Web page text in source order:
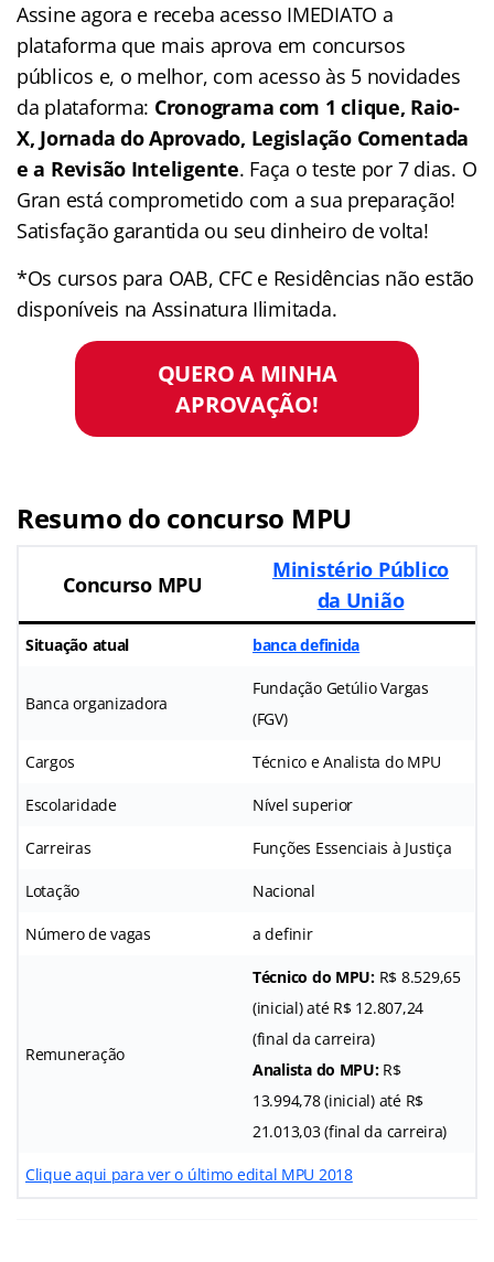
Assine agora e receba acesso IMEDIATO a
plataforma que mais aprova em concursos
públicos e, o melhor, com acesso às 5 novidades
da plataforma: Cronograma com 1 clique, Raio-
X, Jornada do Aprovado, Legislação Comentada
e a Revisão Inteligente. Faça o teste por 7 dias. O
Gran está comprometido com a sua preparação!
Satisfação garantida ou seu dinheiro de volta!
*Os cursos para OAB, CFC e Residências não estão
disponíveis na Assinatura Ilimitada.
QUERO A MINHA
APROVAÇÃO!
Resumo do concurso MPU
Concurso MPU
Ministério Público
da União
Situação atual banca definida
Banca organizadora
Fundação Getúlio Vargas
(FGV)
Cargos Técnico e Analista do MPU
Escolaridade Nível superior
Carreiras Funções Essenciais à Justiça
Lotação Nacional
Número de vagas a definir
Remuneração
Técnico do MPU: R$ 8.529,65
(inicial) até R$ 12.807,24
(final da carreira)
Analista do MPU: R$
13.994,78 (inicial) até R$
21.013,03 (final da carreira)
Clique aqui para ver o último edital MPU 2018